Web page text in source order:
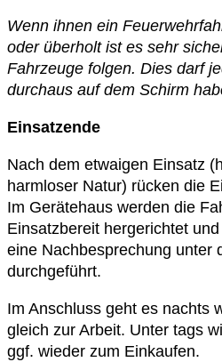
Wenn ihnen ein
oder überholt ist es sehr
Fahrzeuge folgen. Dies darf
durchaus auf dem Schirm
Einsatzende
Nach dem etwaigen Einsatz
harmloser Natur) rücken die
Im Gerätehaus werden die
Einsatzbereit hergerichtet
eine Nachbesprechung unter
durchgeführt.
Im Anschluss geht es nachts
gleich zur Arbeit. Unter tags
ggf. wieder zum Einkaufen.